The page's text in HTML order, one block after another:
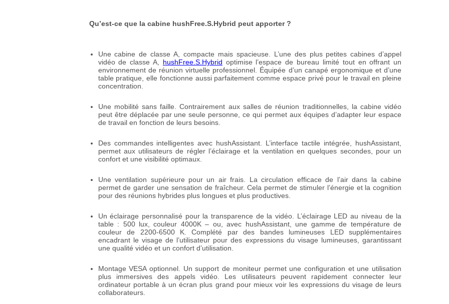
Qu’est-ce que la cabine hushFree.S.Hybrid peut apporter ?
Une cabine de classe A, compacte mais spacieuse. L’une des plus petites cabines d’appel
vidéo de classe A, hushFree.S.Hybrid optimise l’espace de bureau limité tout en offrant un
environnement de réunion virtuelle professionnel. Équipée d’un canapé ergonomique et d’une
table pratique, elle fonctionne aussi parfaitement comme espace privé pour le travail en pleine
concentration.
Une mobilité sans faille. Contrairement aux salles de réunion traditionnelles, la cabine vidéo
peut être déplacée par une seule personne, ce qui permet aux équipes d’adapter leur espace
de travail en fonction de leurs besoins.
Des commandes intelligentes avec hushAssistant. L’interface tactile intégrée, hushAssistant,
permet aux utilisateurs de régler l’éclairage et la ventilation en quelques secondes, pour un
confort et une visibilité optimaux.
Une ventilation supérieure pour un air frais. La circulation efficace de l’air dans la cabine
permet de garder une sensation de fraîcheur. Cela permet de stimuler l’énergie et la cognition
pour des réunions hybrides plus longues et plus productives.
Un éclairage personnalisé pour la transparence de la vidéo. L’éclairage LED au niveau de la
table : 500 lux, couleur 4000K – ou, avec hushAssistant, une gamme de température de
couleur de 2200-6500 K. Complété par des bandes lumineuses LED supplémentaires
encadrant le visage de l’utilisateur pour des expressions du visage lumineuses, garantissant
une qualité vidéo et un confort d’utilisation.
Montage VESA optionnel. Un support de moniteur permet une configuration et une utilisation
plus immersives des appels vidéo. Les utilisateurs peuvent rapidement connecter leur
ordinateur portable à un écran plus grand pour mieux voir les expressions du visage de leurs
collaborateurs.